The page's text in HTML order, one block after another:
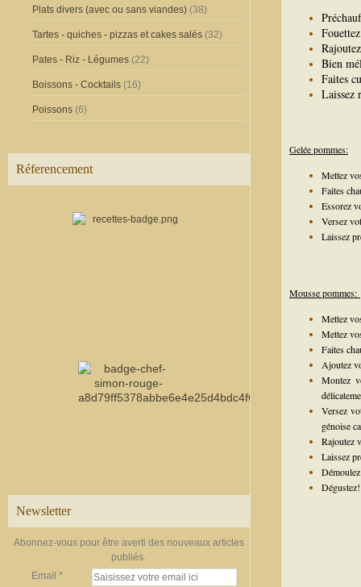
Plats divers (avec ou sans viandes) (38)
Tartes - quiches - pizzas et cakes salés (32)
Pates - Riz - Légumes (22)
Boissons - Cocktails (16)
Poissons (6)
Réferencement
Newsletter
Abonnez-vous pour être averti des nouveaux articles
publiés.
Email
Bien
Faites
Laissez
Gelée pommes:
Mettez
Faites
Essorez
Versez
Laissez
Mousse pommes:
Mettez
Mettez
Faites
Ajoutez
Montez
Versez
génoise
Rajoutez
Laissez
Dégustez!